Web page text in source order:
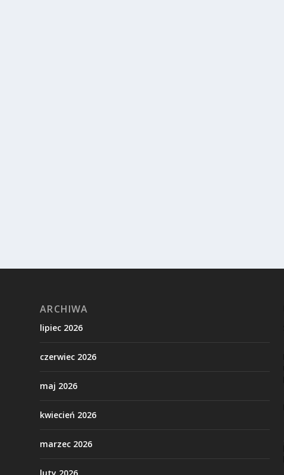
ARCHIWA
lipiec 2026
czerwiec 2026
maj 2026
kwiecień 2026
marzec 2026